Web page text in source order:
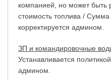
компанией, но может быть
стоимость топлива /
корректируется админом.
ЗП и командировочные
Устанавливается
админом.